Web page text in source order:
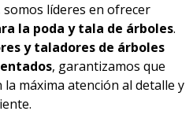
somos líderes en ofrecer
la poda y tala de árboles.
y taladores de árboles
, garantizamos que
máxima atención al detalle y